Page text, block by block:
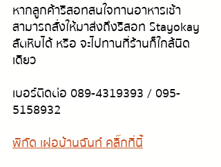
หากลูกค้ารีสอทสนใจทานอาหารเช้า
สามารถสั่งให้มาส่งถึงรีสอท Stayokay
สัตหีบได้ หรือ จะไปทานที่ร้านก็ใกล้นิด
เดียว
เบอร์ติดต่อ 089-4319393 / 095-
5158932
พิกัด เฝอบ้านฉันท์ คลิ๊กที่นี้